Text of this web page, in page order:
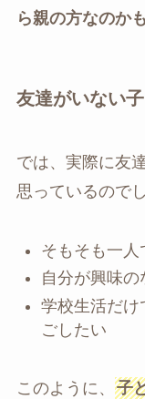
ら親の方なのかも
友達がいない
では、実際に友
思っているので
そもそも一人
自分が興味
学校生活だけ
ごしたい
このように、 子